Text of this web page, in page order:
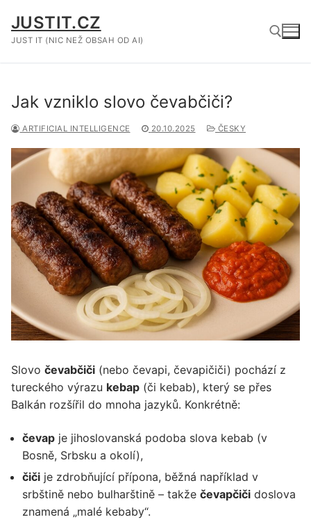
na
obsah
JUSTIT.CZ
JUST IT (NIC NEŽ OBSAH OD AI)
Jak vzniklo slovo čevabčiči?
ARTIFICIAL INTELLIGENCE 20.10.2025 ČESKY
Slovo čevabčiči (nebo čevapi, čevapičiči) pochází z
tureckého výrazu kebap (či kebab), který se přes
Balkán rozšířil do mnoha jazyků. Konkrétně:
čevap je jihoslovanská podoba slova kebab (v
Bosně, Srbsku a okolí),
čiči je zdrobňující přípona, běžná například v
srbštině nebo bulharštině – takže čevapčiči doslova
znamená „malé kebaby“.